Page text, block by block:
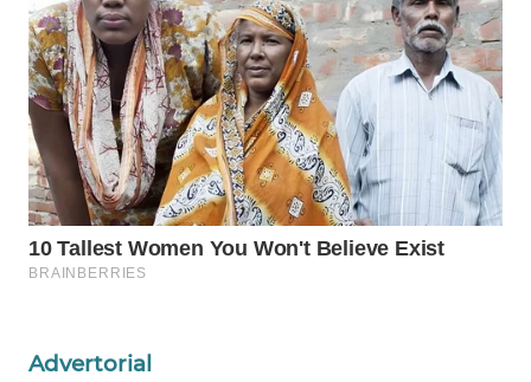
Advertorial
WAHANA
SPORT
WAHANA
UMKM
WAHANA
SELEB
WAHANA
WAHANA